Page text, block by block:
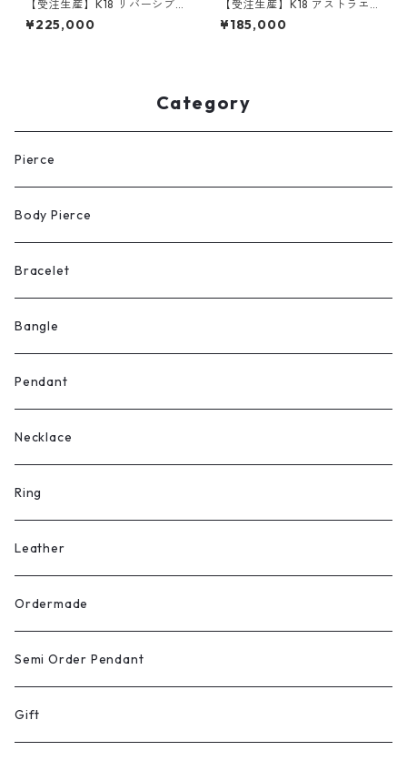
【受注生産】K18 リバーシブル
ペンダント | ロンバスベース
+額縁フレーム50g用 | 50g喜
¥225,000
【受注生産】K18 アストラエッ
ジペンダント ｜Sサイズ｜30
ｇ喜平まで対応 ｜customad
¥185,000
Category
Pierce
Body Pierce
Bracelet
Bangle
Pendant
Necklace
Ring
Leather
Ordermade
Semi Order Pendant
Gift